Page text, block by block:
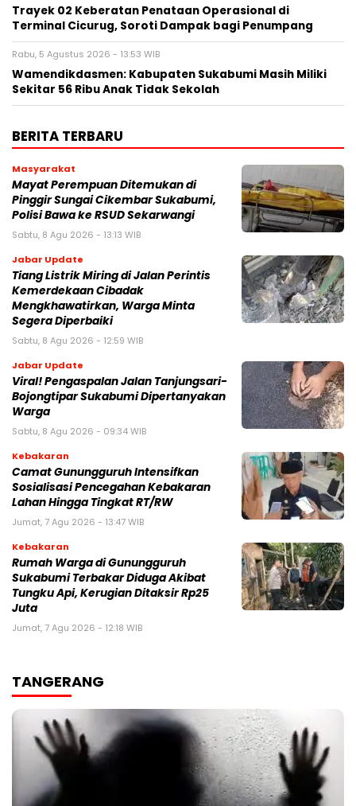
‎Trayek 02 Keberatan Penataan Operasional di
Terminal Cicurug, Soroti Dampak bagi Penumpang
Rabu, 5 Agustus 2026 - 13:53 WIB
Wamendikdasmen: Kabupaten Sukabumi Masih Miliki
Sekitar 56 Ribu Anak Tidak Sekolah
BERITA TERBARU
Masyarakat
‎Mayat Perempuan Ditemukan di
Pinggir Sungai Cikembar Sukabumi,
Polisi Bawa ke RSUD Sekarwangi‎
Sabtu, 8 Agu 2026 - 13:13 WIB
Jabar Update
Tiang Listrik Miring di Jalan Perintis
Kemerdekaan Cibadak
Mengkhawatirkan, Warga Minta
Segera Diperbaiki
Sabtu, 8 Agu 2026 - 12:59 WIB
Jabar Update
Viral! Pengaspalan Jalan Tanjungsari-
Bojongtipar Sukabumi Dipertanyakan
Warga
Sabtu, 8 Agu 2026 - 09:34 WIB
Kebakaran
‎‎Camat Gunungguruh Intensifkan
Sosialisasi Pencegahan Kebakaran
Lahan Hingga Tingkat RT/RW‎
Jumat, 7 Agu 2026 - 13:47 WIB
Kebakaran
‎Rumah Warga di Gunungguruh
Sukabumi Terbakar Diduga Akibat
Tungku Api, Kerugian Ditaksir Rp25
Juta
Jumat, 7 Agu 2026 - 12:18 WIB
TANGERANG